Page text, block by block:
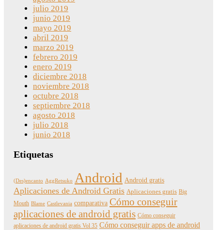
julio 2019
junio 2019
mayo 2019
abril 2019
marzo 2019
febrero 2019
enero 2019
diciembre 2018
noviembre 2018
octubre 2018
septiembre 2018
agosto 2018
julio 2018
junio 2018
Etiquetas
(Des)encanto AggRetsuko Android Android gratis
Aplicaciones de Android Gratis Aplicaciones gratis Big
Mouth Blame Castlevania comparativa Cómo conseguir
aplicaciones de android gratis Cómo conseguir
aplicaciones de android gratis Vol 35 Cómo conseguir apps de android